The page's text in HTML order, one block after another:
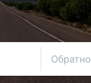
Обратно